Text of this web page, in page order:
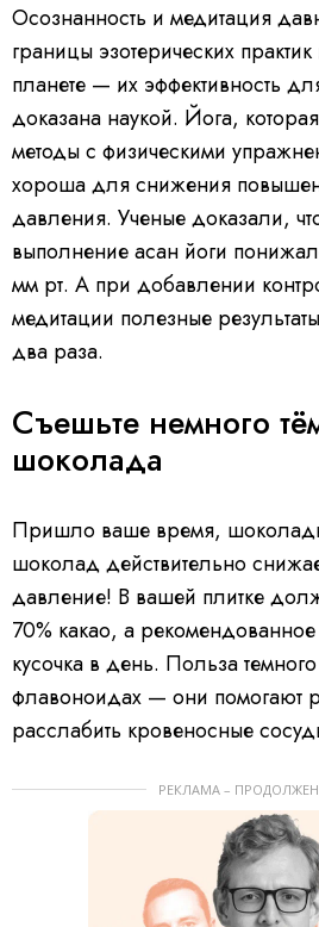
Осознанность и медитация
границы эзотерических
планете — их эффективность
доказана наукой. Йога,
методы с физическими
хороша для снижения
давления. Ученые доказали,
выполнение асан йоги
мм рт. А при добавлении
медитации полезные
два раза.
Съешьте немного
шоколада
Пришло ваше время,
шоколад действительно
давление! В вашей плитке
70% какао, а
кусочка в день. Польза
флавоноидах — они помогают
расслабить кровеносные
РЕКЛАМА –